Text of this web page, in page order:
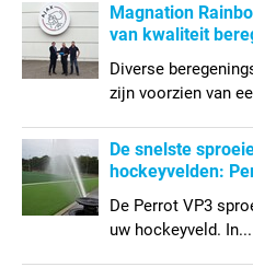
Magnation
van kwaliteit
Diverse
zijn voorzien van
De snelste
hockeyvelden:
De Perrot VP3
uw hockeyveld. In...